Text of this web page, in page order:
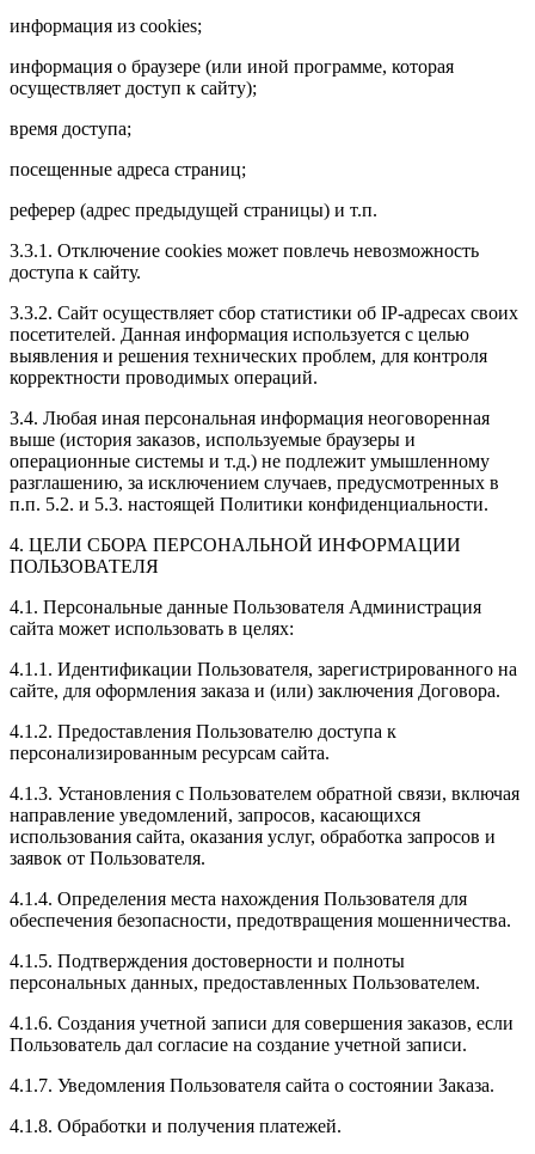
информация из cookies;
информация о браузере (или иной программе, которая
осуществляет доступ к сайту);
время доступа;
посещенные адреса страниц;
реферер (адрес предыдущей страницы) и т.п.
3.3.1. Отключение cookies может повлечь невозможность
доступа к сайту.
3.3.2. Сайт осуществляет сбор статистики об IP-адресах своих
посетителей. Данная информация используется с целью
выявления и решения технических проблем, для контроля
корректности проводимых операций.
3.4. Любая иная персональная информация неоговоренная
выше (история заказов, используемые браузеры и
операционные системы и т.д.) не подлежит умышленному
разглашению, за исключением случаев, предусмотренных в
п.п. 5.2. и 5.3. настоящей Политики конфиденциальности.
4. ЦЕЛИ СБОРА ПЕРСОНАЛЬНОЙ ИНФОРМАЦИИ
ПОЛЬЗОВАТЕЛЯ
4.1. Персональные данные Пользователя Администрация
сайта может использовать в целях:
4.1.1. Идентификации Пользователя, зарегистрированного на
сайте, для оформления заказа и (или) заключения Договора.
4.1.2. Предоставления Пользователю доступа к
персонализированным ресурсам сайта.
4.1.3. Установления с Пользователем обратной связи, включая
направление уведомлений, запросов, касающихся
использования сайта, оказания услуг, обработка запросов и
заявок от Пользователя.
4.1.4. Определения места нахождения Пользователя для
обеспечения безопасности, предотвращения мошенничества.
4.1.5. Подтверждения достоверности и полноты
персональных данных, предоставленных Пользователем.
4.1.6. Создания учетной записи для совершения заказов, если
Пользователь дал согласие на создание учетной записи.
4.1.7. Уведомления Пользователя сайта о состоянии Заказа.
4.1.8. Обработки и получения платежей.